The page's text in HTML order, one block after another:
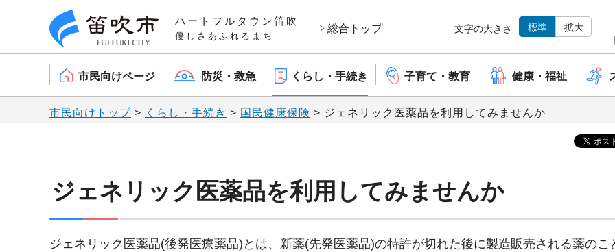
笛吹市 ハートフルタウン笛吹
優しさあふれるまち
総合トップ 文字の大きさ 標準
拡大
市民向けページ 防災・救急 くらし・手続き 子育て・教育 健康・福祉
市民向けトップ > くらし・手続き > 国民健康保険 > ジェネリック医薬品を利用してみませんか
ジェネリック医薬品を利用してみませんか
ジェネリック医薬品(後発医療薬品)とは、新薬(先発医薬品)の特許が切れた後に製造販売される薬のこ